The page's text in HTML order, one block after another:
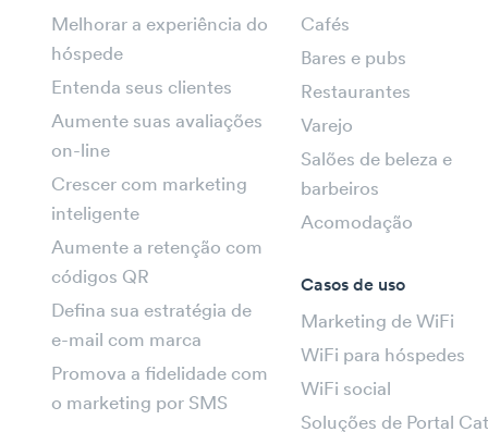
Melhorar a experiência do
hóspede
Entenda seus clientes
Aumente suas avaliações
on-line
Crescer com marketing
inteligente
Aumente a retenção com
códigos QR
Defina sua estratégia de
e-mail com marca
Promova a fidelidade com
o marketing por SMS
Cafés
Bares e pubs
Restaurantes
Varejo
Salões de beleza e
barbeiros
Acomodação
Casos de uso
Marketing de WiFi
WiFi para hóspedes
WiFi social
Soluções de Portal